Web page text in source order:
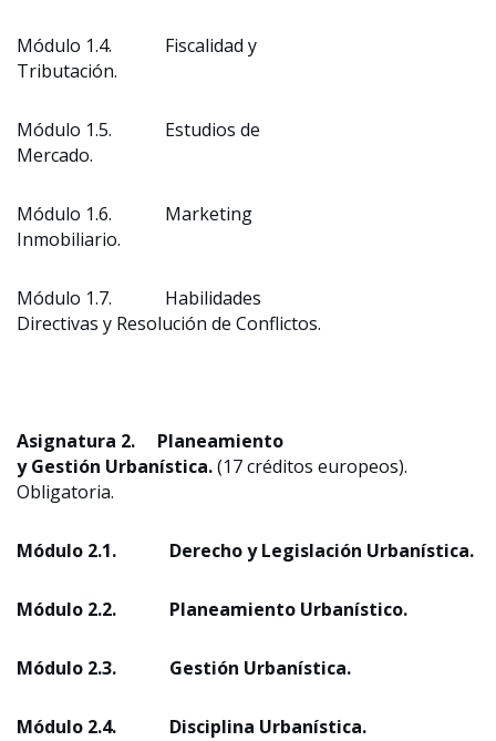
Módulo 1.4. Fiscalidad y
Tributación.
Módulo 1.5. Estudios de
Mercado.
Módulo 1.6. Marketing
Inmobiliario.
Módulo 1.7. Habilidades
Directivas y Resolución de Conflictos.
Asignatura 2. Planeamiento
y Gestión Urbanística.(17 créditos europeos).
Obligatoria.
Módulo 2.1. Derecho y Legislación Urbanística.
Módulo 2.2. Planeamiento Urbanístico.
Módulo 2.3. Gestión Urbanística.
Módulo 2.4. Disciplina Urbanística.